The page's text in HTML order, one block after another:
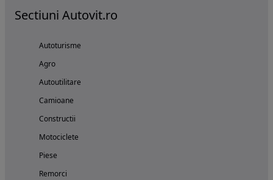
Sectiuni Autovit.ro
Autoturisme
Agro
Autoutilitare
Camioane
Constructii
Motociclete
Piese
Remorci